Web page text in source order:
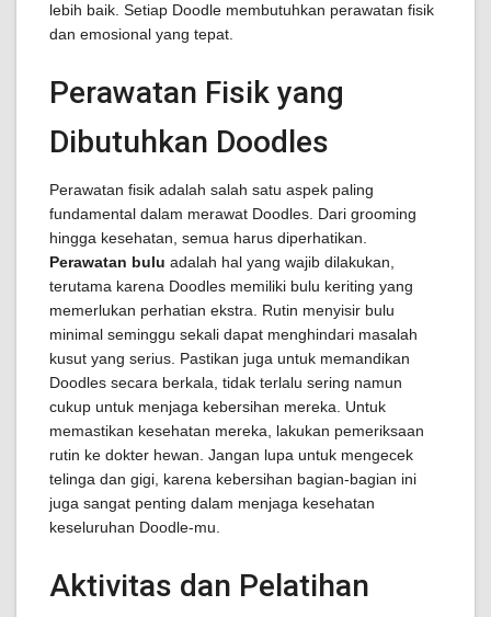
lebih baik. Setiap Doodle membutuhkan perawatan fisik
dan emosional yang tepat.
Perawatan Fisik yang
Dibutuhkan Doodles
Perawatan fisik adalah salah satu aspek paling
fundamental dalam merawat Doodles. Dari grooming
hingga kesehatan, semua harus diperhatikan.
Perawatan bulu adalah hal yang wajib dilakukan,
terutama karena Doodles memiliki bulu keriting yang
memerlukan perhatian ekstra. Rutin menyisir bulu
minimal seminggu sekali dapat menghindari masalah
kusut yang serius. Pastikan juga untuk memandikan
Doodles secara berkala, tidak terlalu sering namun
cukup untuk menjaga kebersihan mereka. Untuk
memastikan kesehatan mereka, lakukan pemeriksaan
rutin ke dokter hewan. Jangan lupa untuk mengecek
telinga dan gigi, karena kebersihan bagian-bagian ini
juga sangat penting dalam menjaga kesehatan
keseluruhan Doodle-mu.
Aktivitas dan Pelatihan